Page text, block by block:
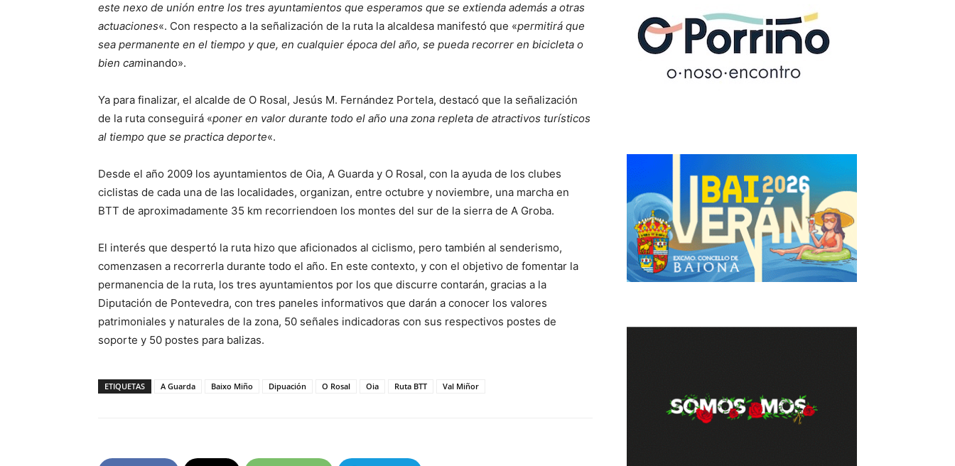
este nexo de unión entre los tres ayuntamientos que esperamos que se extienda además a otras
actuaciones«. Con respecto a la señalización de la ruta la alcaldesa manifestó que «permitirá que
sea permanente en el tiempo y que, en cualquier época del año, se pueda recorrer en bicicleta o
bien caminando».
Ya para finalizar, el alcalde de O Rosal, Jesús M. Fernández Portela, destacó que la señalización
de la ruta conseguirá «poner en valor durante todo el año una zona repleta de atractivos turísticos
al tiempo que se practica deporte«.
Desde el año 2009 los ayuntamientos de Oia, A Guarda y O Rosal, con la ayuda de los clubes
ciclistas de cada una de las localidades, organizan, entre octubre y noviembre, una marcha en
BTT de aproximadamente 35 km recorriendoen los montes del sur de la sierra de A Groba.
El interés que despertó la ruta hizo que aficionados al ciclismo, pero también al senderismo,
comenzasen a recorrerla durante todo el año. En este contexto, y con el objetivo de fomentar la
permanencia de la ruta, los tres ayuntamientos por los que discurre contarán, gracias a la
Diputación de Pontevedra, con tres paneles informativos que darán a conocer los valores
patrimoniales y naturales de la zona, 50 señales indicadoras con sus respectivos postes de
soporte y 50 postes para balizas.
ETIQUETAS A Guarda Baixo Miño Dipuación O Rosal Oia Ruta BTT Val Miñor